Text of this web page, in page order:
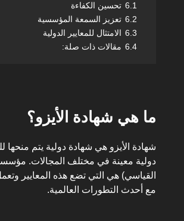
6.1 تحسين الكفاءة
6.2 تعزيز السمعة المؤسسية
6.3 الامتثال للمعايير الدولية
6.4 مقالات ذات صلة:
ما هي شهادة الأيزو؟
شهادة الأيزو هي شهادة دولية يتم
دولية معينة في مختلف المجالات. مؤسسة
القياسي) هي التي تضع هذه المعايير
مع أحدث التطورات العالمية.